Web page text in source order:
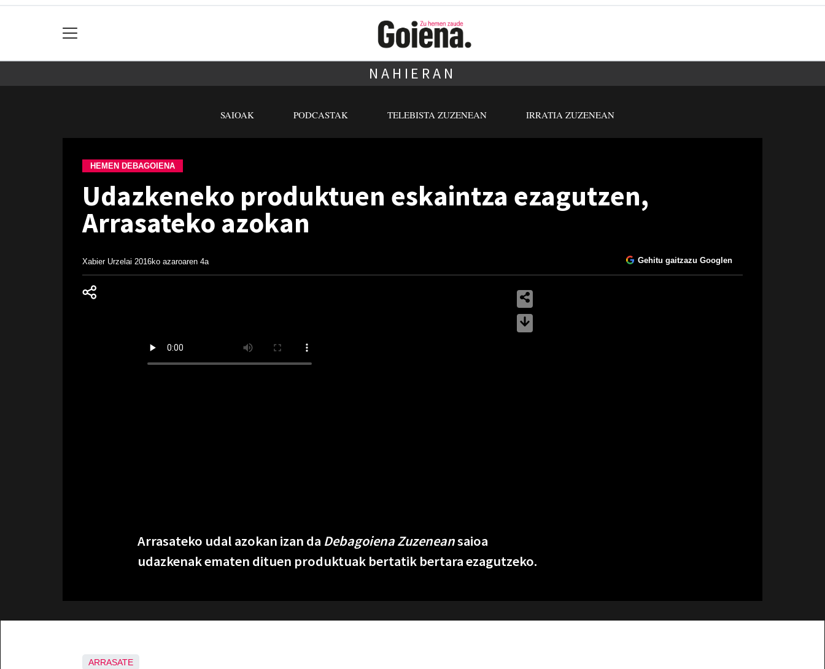
NAHIERAN
SAIOAK PODCASTAK TELEBISTA ZUZENEAN IRRATIA ZUZENEAN
HEMEN DEBAGOIENA
Udazkeneko produktuen eskaintza ezagutzen,
Arrasateko azokan
Xabier Urzelai 2016ko azaroaren 4a Gehitu gaitzazu Googlen
Arrasateko udal azokan izan da Debagoiena Zuzeneansaioa
udazkenak ematen dituen produktuak bertatik bertara ezagutzeko.
ARRASATE